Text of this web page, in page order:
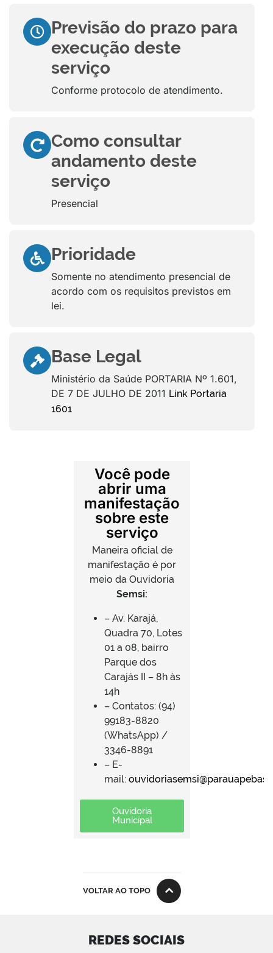
Previsão do prazo para
execução deste
serviço
Conforme protocolo de atendimento.
Como consultar
andamento deste
serviço
Presencial
Prioridade
Somente no atendimento presencial de
acordo com os requisitos previstos em
lei.
Base Legal
Ministério da Saúde PORTARIA Nº 1.601,
DE 7 DE JULHO DE 2011 Link Portaria
1601
Você pode
abrir uma
manifestação
sobre este
serviço
Maneira oficial de
manifestação é por
meio da Ouvidoria
Semsi:
– Av. Karajá,
Quadra 70, Lotes
01 a 08, bairro
Parque dos
Carajás II – 8h às
14h
– Contatos: (94)
99183-8820
(WhatsApp) /
3346-8891
– E-
mail:
Ouvidoria
Municipal
VOLTAR AO TOPO
REDES SOCIAIS